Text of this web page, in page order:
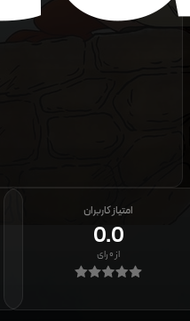
امتیاز کاربران
0.0
از۰رای